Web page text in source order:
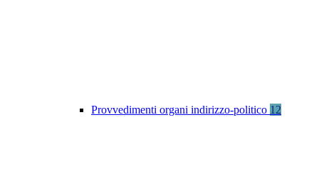
Provvedimenti organi indirizzo-politico 12